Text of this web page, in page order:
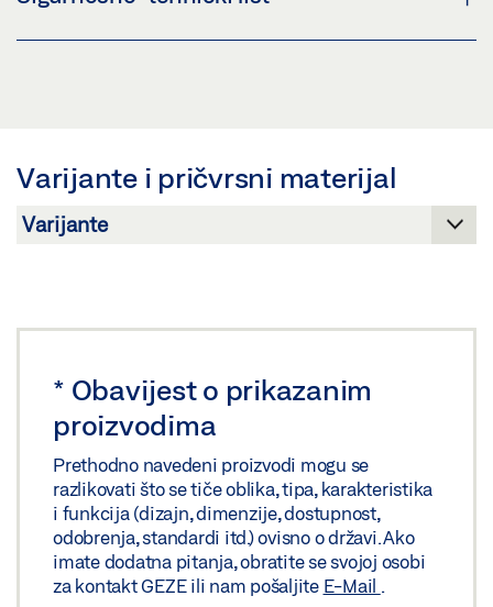
Preuzmi (.PDF | 407 KB)
Podijeli
Varijante i pričvrsni materijal
* Obavijest o prikazanim
proizvodima
Prethodno navedeni proizvodi mogu se
razlikovati što se tiče oblika, tipa, karakteristika
i funkcija (dizajn, dimenzije, dostupnost,
odobrenja, standardi itd.) ovisno o državi. Ako
imate dodatna pitanja, obratite se svojoj osobi
za kontakt GEZE ili nam pošaljite E-Mail .